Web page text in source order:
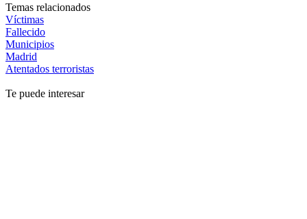
Temas relacionados
Víctimas
Fallecido
Municipios
Madrid
Atentados terroristas
Te puede interesar